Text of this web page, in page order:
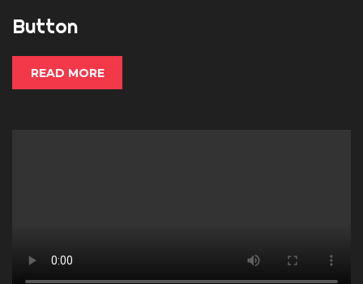
Button
READ MORE